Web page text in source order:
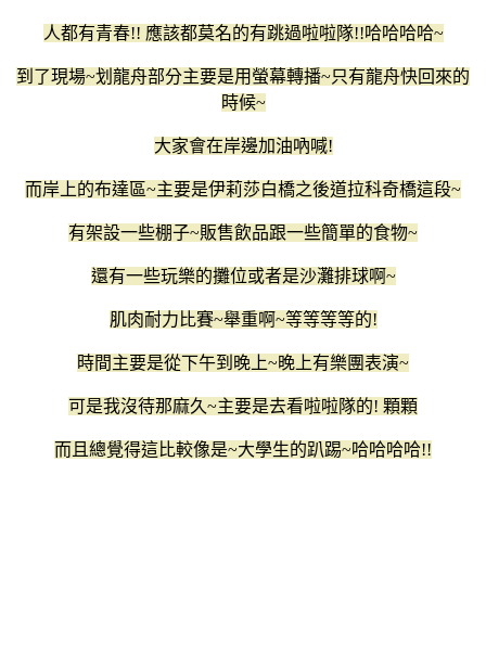
人都有青春!! 應該都莫名的有跳過啦啦隊!!哈哈哈哈~
到了現場~划龍舟部分主要是用螢幕轉播~只有龍舟快回來的
時候~
大家會在岸邊加油吶喊!
而岸上的布達區~主要是伊莉莎白橋之後道拉科奇橋這段~
有架設一些棚子~販售飲品跟一些簡單的食物~
還有一些玩樂的攤位或者是沙灘排球啊~
肌肉耐力比賽~舉重啊~等等等等的!
時間主要是從下午到晚上~晚上有樂團表演~
可是我沒待那麻久~主要是去看啦啦隊的! 顆顆
而且總覺得這比較像是~大學生的趴踢~哈哈哈哈!!